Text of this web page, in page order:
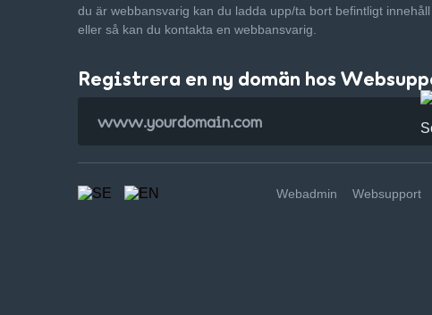
du är webbansvarig kan du ladda upp/ta bort befintligt innehåll
eller så kan du kontakta en webbansvarig.
Registrera en ny domän hos
Webadmin Websupport